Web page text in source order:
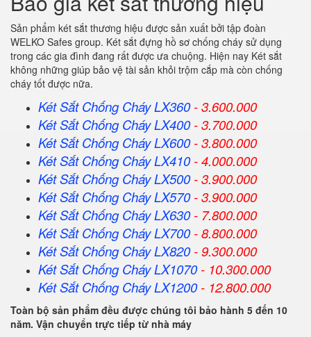
Sản phẩm két sắt thương hiệu được sản xuất bởi tập đoàn
WELKO Safes group. Két sắt đựng hồ sơ chống cháy sử dụng
trong các gia đình đang rất được ưa chuộng. Hiện nay Két sắt
không những giúp bảo vệ tài sản khỏi trộm cắp mà còn chống
cháy tốt được nữa.
Két Sắt Chống Cháy LX360- 3.600.000
Két Sắt Chống Cháy LX400- 3.700.000
Két Sắt Chống Cháy LX600- 3.800.000
Két Sắt Chống Cháy LX410- 4.000.000
Két Sắt Chống Cháy LX500- 3.900.000
Két Sắt Chống Cháy LX570- 3.900.000
Két Sắt Chống Cháy LX630- 7.800.000
Két Sắt Chống Cháy LX700- 8.800.000
Két Sắt Chống Cháy LX820- 9.300.000
Két Sắt Chống Cháy LX1070- 10.300.000
Két Sắt Chống Cháy LX1200- 12.800.000
Toàn bộ sản phẩm đều được chúng tôi bảo hành 5 đến 10
năm. Vận chuyển trực tiếp từ nhà máy